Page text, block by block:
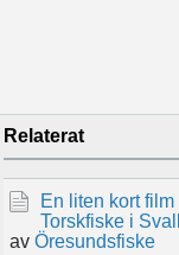
Relaterat
En liten kort film
Torskfiske i
av Öresundsfiske